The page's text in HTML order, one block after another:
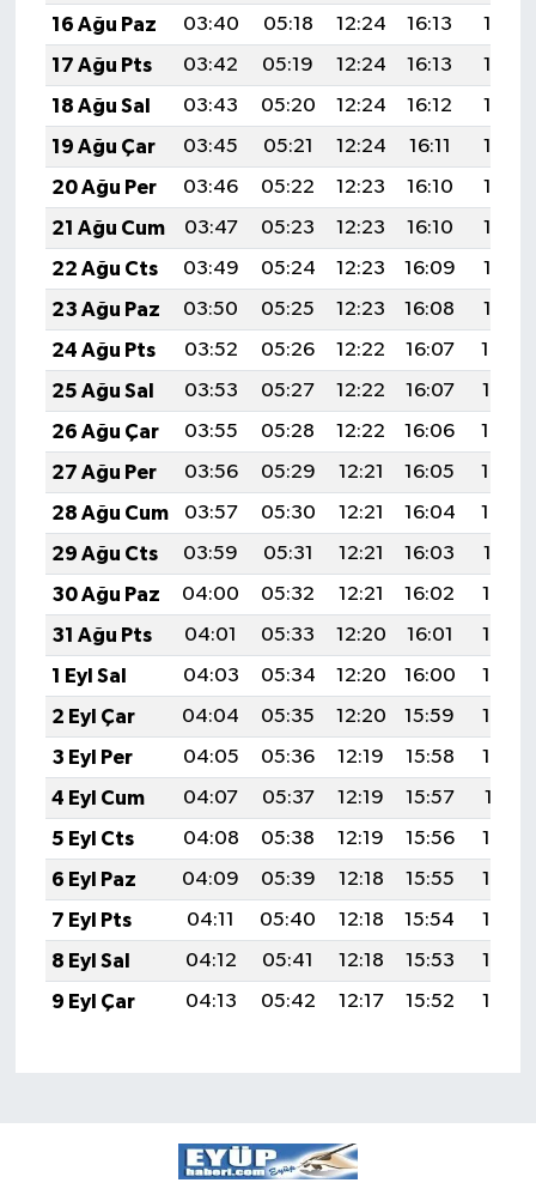
16 Ağu Paz
03:40 05:18 12:24 16:13
19:21
17 Ağu Pts
03:42 05:19 12:24 16:13
19:19
18 Ağu Sal
03:43 05:20 12:24 16:12
19:18
19 Ağu Çar
03:45 05:21 12:24 16:11
19:16
20 Ağu Per
03:46 05:22 12:23 16:10
19:15
21 Ağu Cum
03:47 05:23 12:23 16:10
19:13
22 Ağu Cts
03:49 05:24 12:23 16:09
19:12
23 Ağu Paz
03:50 05:25 12:23 16:08
19:10
24 Ağu Pts
03:52 05:26 12:22 16:07
19:09
25 Ağu Sal
03:53 05:27 12:22 16:07
19:07
26 Ağu Çar
03:55 05:28 12:22 16:06
19:06
27 Ağu Per
03:56 05:29 12:21 16:05
19:04
28 Ağu Cum
03:57 05:30 12:21 16:04
19:03
29 Ağu Cts
03:59 05:31 12:21 16:03
19:01
30 Ağu Paz
04:00 05:32 12:21 16:02
18:59
31 Ağu Pts
04:01 05:33 12:20 16:01
18:58
1 Eyl Sal
04:03 05:34 12:20 16:00
18:56
2 Eyl Çar
04:04 05:35 12:20 15:59
18:55
3 Eyl Per
04:05 05:36 12:19 15:58
18:53
4 Eyl Cum
04:07 05:37 12:19 15:57
18:51
5 Eyl Cts
04:08 05:38 12:19 15:56
18:50
6 Eyl Paz
04:09 05:39 12:18 15:55
18:48
7 Eyl Pts
04:11 05:40 12:18 15:54
18:46
8 Eyl Sal
04:12 05:41 12:18 15:53
18:45
9 Eyl Çar
04:13 05:42 12:17 15:52 18:43